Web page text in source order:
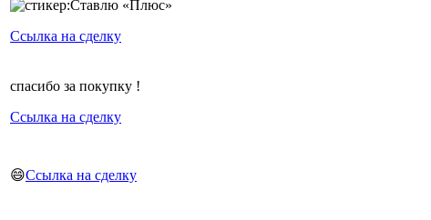
Ссылка на сделку
спасибо за покупку !
Ссылка на сделку
😄Ссылка на сделку